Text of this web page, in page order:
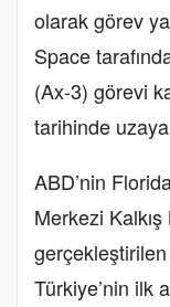
olarak görev
Space
(Ax-3) görevi
tarihinde uzaya
ABD’nin
Merkezi
gerçekleştirilen
Türkiye’nin ilk